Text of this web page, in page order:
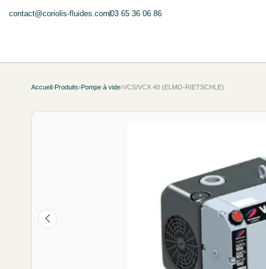
contact@coriolis-fluides.com03 65 36 06 86
Accueil›Produits›Pompe à vide›VCS/VCX 40 (ELMO-RIETSCHLE)